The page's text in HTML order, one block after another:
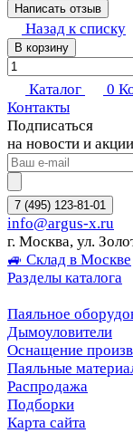
Написать отзыв
Назад к списку
В корзину
Каталог 0
Контакты
Подписаться
на новости и акции
7 (495) 123-81-01
info@argus-x.ru
г. Москва, ул.
🚙 Склад в Москве
Разделы каталога
Паяльное
Дымоуловители
Оснащение
Паяльные
Распродажа
Подборки
Карта сайта